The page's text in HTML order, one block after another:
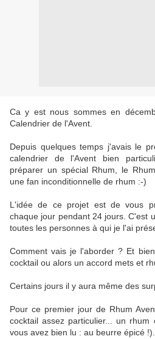
Ca y est nous sommes en
Calendrier de l'Avent.
Depuis quelques temps j'avais le
calendrier de l'Avent bien
préparer un spécial Rhum, le
une fan inconditionnelle de rhum :-)
L'idée de ce projet est de vous
chaque jour pendant 24 jours. C'est
toutes les personnes à qui je l'ai
Comment vais je l'aborder ? Et
cocktail ou alors un accord mets et
Certains jours il y aura même des
Pour ce premier jour de Rhum
cocktail assez particulier... un
vous avez bien lu : au beurre épicé !).